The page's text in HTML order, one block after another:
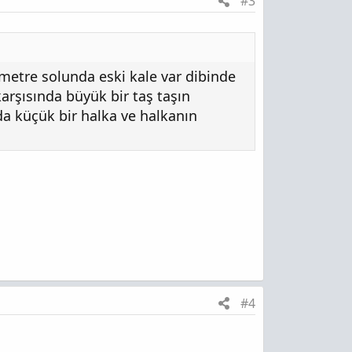
solunda eski kale var dibinde
büyük bir taş taşın
küçük bir halka ve halkanın
#4